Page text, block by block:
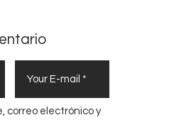
correo electrónico y